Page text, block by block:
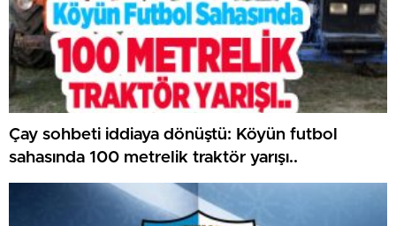
Çay sohbeti iddiaya dönüştü: Köyün futbol
sahasında 100 metrelik traktör yarışı..